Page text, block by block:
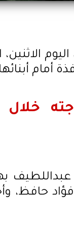
محكمة جنايات دمنهور،
حافظ،